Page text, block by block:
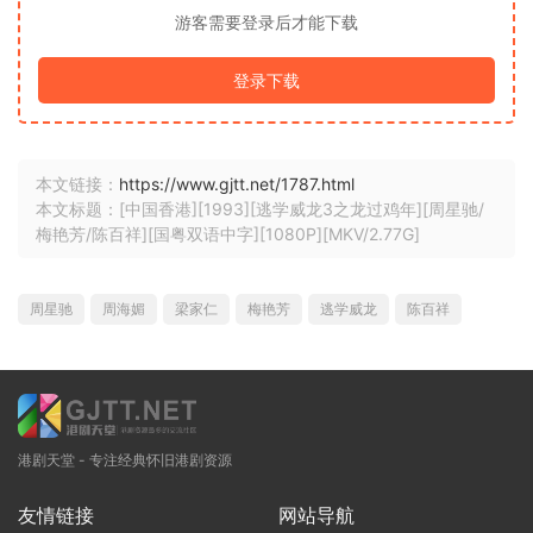
游客需要登录后才能下载
登录下载
本文链接： https://www.gjtt.net/1787.html
本文标题：[中国香港][1993][逃学威龙3之龙过鸡年][周星驰/
梅艳芳/陈百祥][国粤双语中字][1080P][MKV/2.77G]
周星驰 周海媚 梁家仁 梅艳芳 逃学威龙 陈百祥
港剧天堂 - 专注经典怀旧港剧资源
友情链接 网站导航